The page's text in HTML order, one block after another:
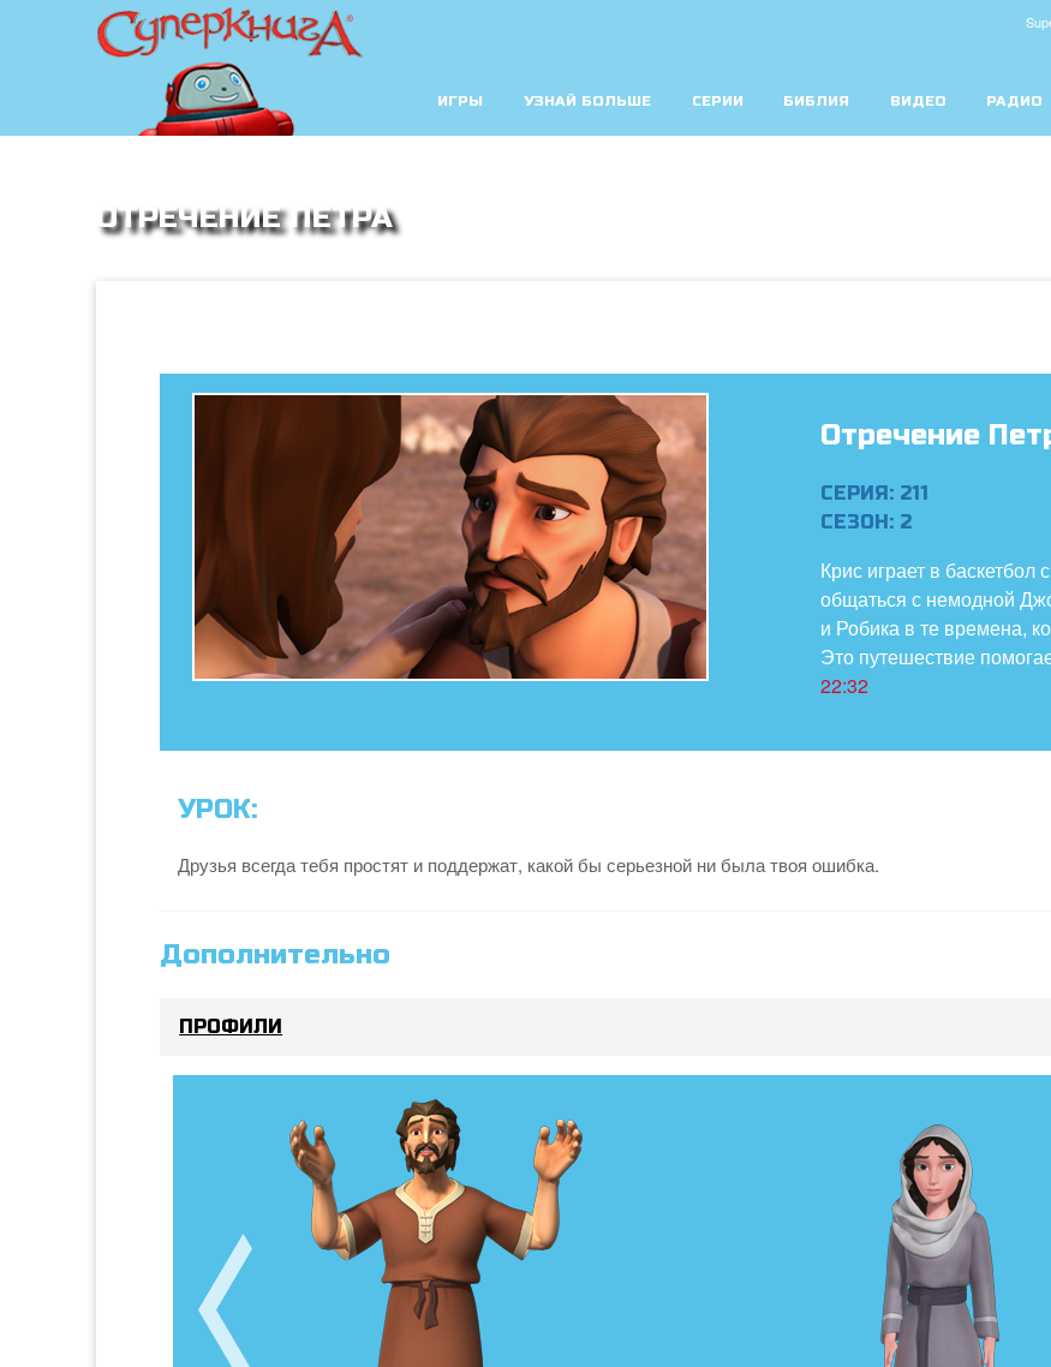
ИГРЫ УЗНАЙ БОЛЬШЕ СЕРИИ БИБЛИЯ ВИДЕО РАДИО
ОТРЕЧЕНИЕ ПЕТРА
Отречение
СЕРИЯ: 211
СЕЗОН: 2
Крис играет в
общаться с немодной
и Робика в те времена,
Это путешествие
22:32
УРОК:
Друзья всегда тебя простят и поддержат, какой бы серьезной ни была твоя ошибка.
Дополнительно
ПРОФИЛИ